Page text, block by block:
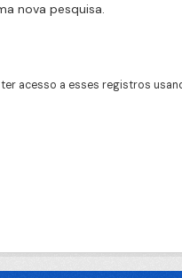
nova pesquisa.
acesso a esses registros